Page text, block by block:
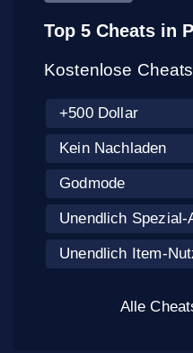
Top 5 Cheats in
Kostenlose Cheats
+500 Dollar
Kein Nachladen
Godmode
Unendlich Spezial-
Unendlich Item-
Alle